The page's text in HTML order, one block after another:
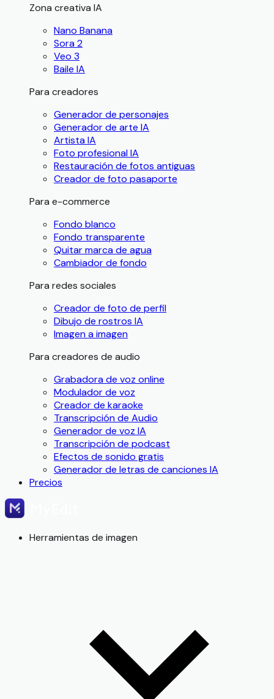
Zona creativa IA
Nano Banana
Sora 2
Veo 3
Baile IA
Para creadores
Generador de personajes
Generador de arte IA
Artista IA
Foto profesional IA
Restauración de fotos antiguas
Creador de foto pasaporte
Para e-commerce
Fondo blanco
Fondo transparente
Quitar marca de agua
Cambiador de fondo
Para redes sociales
Creador de foto de perfil
Dibujo de rostros IA
Imagen a imagen
Para creadores de audio
Grabadora de voz online
Modulador de voz
Creador de karaoke
Transcripción de Audio
Generador de voz IA
Transcripción de podcast
Efectos de sonido gratis
Generador de letras de canciones IA
Precios
Herramientas de imagen